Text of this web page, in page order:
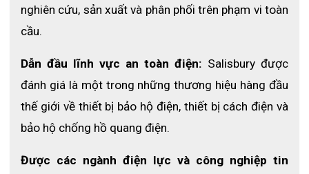
Nếu bạn muốn được tư vấn rõ hơn về sản phẩm quần áo chống
hồ quang
trang
eco3d.vn Hotline: 0325.088.861để tìm
hiểu thêm về sản phẩm và đặt câu hỏi cho tư vấn viên.
nghiên cứu, sản xuất và phân phối trên phạm vi toàn
cầu.
Dẫn đầu lĩnh vực an toàn điện: Salisbury được
đánh giá là một trong những thương hiệu hàng đầu
thế giới về thiết bị bảo hộ điện, thiết bị cách điện và
bảo hộ chống hồ quang điện.
Được các ngành điện lực và công nghiệp tin